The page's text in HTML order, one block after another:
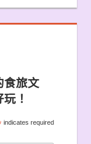
食旅文
！
indicates required